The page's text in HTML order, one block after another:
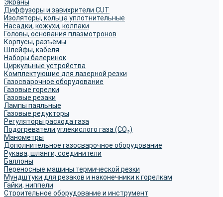
Экраны
Диффузоры и завихрители CUT
Изоляторы, кольца уплотнительные
Насадки, кожухи, колпаки
Головы, основания плазмотронов
Корпусы, разъёмы
Шлейфы, кабеля
Наборы балеринок
Циркульные устройства
Комплектующие для лазерной резки
Газосварочное оборудование
Газовые горелки
Газовые резаки
Лампы паяльные
Газовые редукторы
Регуляторы расхода газа
Подогреватели углекислого газа (CO₂)
Манометры
Дополнительное газосварочное оборудование
Рукава, шланги, соединители
Баллоны
Переносные машины термической резки
Мундштуки для резаков и наконечники к горелкам
Гайки, ниппели
Строительное оборудование и инструмент